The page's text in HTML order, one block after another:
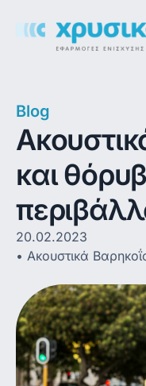
Blog
και
20.02.2023
Ακουστικά